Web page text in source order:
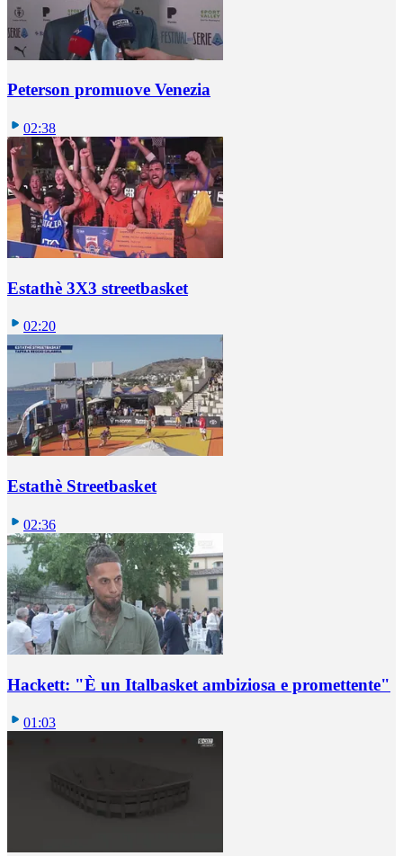
Peterson promuove Venezia
02:38
Estathè 3X3 streetbasket
02:20
Estathè Streetbasket
02:36
Hackett: "È un Italbasket ambiziosa e promettente"
01:03